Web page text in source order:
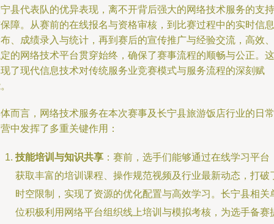
县代表队的优异表现，离不开背后强大的网络技术服务的支持
障。从赛前的在线报名与资格审核，到比赛过程中的实时信息
、成绩录入与统计，再到赛后的宣传推广与经验交流，高效、
的网络技术平台贯穿始终，确保了赛事流程的顺畅与公正。这
了现代信息技术对传统服务业竞赛模式与服务流程的深刻赋
而言，网络技术服务在本次赛事及长宁县旅游饭店行业的日常
中发挥了多重关键作用：
技能培训与知识共享 ：赛前，选手们能够通过在线学习平台
获取丰富的培训课程、操作规范视频及行业最新动态，打破
时空限制，实现了资源的优化配置与高效学习。长宁县相关
位积极利用网络平台组织线上培训与模拟考核，为选手备赛